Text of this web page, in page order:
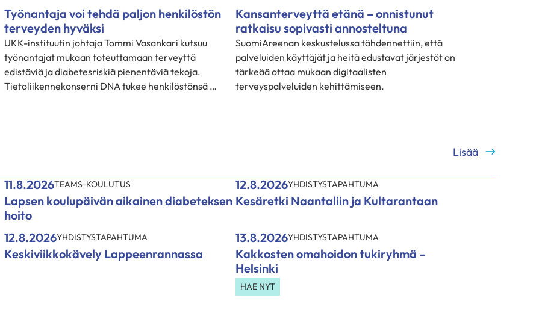
Työnantaja voi tehdä paljon henkilöstön
terveyden hyväksi
UKK-instituutin johtaja Tommi Vasankari kutsuu
työnantajat mukaan toteuttamaan terveyttä
edistäviä ja diabetesriskiä pienentäviä tekoja.
Tietoliikennekonserni DNA tukee henkilöstönsä …
Kansanterveyttä etänä – onnistunut
ratkaisu sopivasti annosteltuna
SuomiAreenan keskustelussa tähdennettiin, että
palveluiden käyttäjät ja heitä edustavat järjestöt on
tärkeää ottaa mukaan digitaalisten
terveyspalveluiden kehittämiseen.
Lisää
11.8.2026TEAMS-KOULUTUS
Lapsen koulupäivän aikainen diabeteksen
hoito
12.8.2026YHDISTYSTAPAHTUMA
Kesäretki Naantaliin ja Kultarantaan
12.8.2026YHDISTYSTAPAHTUMA
Keskiviikkokävely Lappeenrannassa
13.8.2026YHDISTYSTAPAHTUMA
Kakkosten omahoidon tukiryhmä –
Helsinki
HAE NYT